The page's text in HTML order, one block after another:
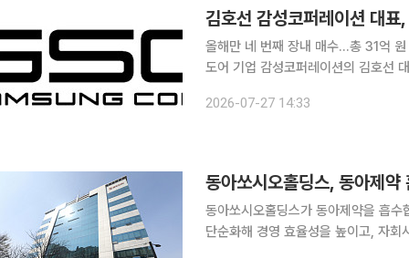
김호선 감성코퍼레이션 대
올해만 네 번째 장내 매수…총 31억 원 달해자
도어 기업 감성코퍼레이션의 김호선
이사가 장내 매수를 통해 약 6억원
2026-07-27 14:33
동아쏘시오홀딩스가 동아제약을 흡수
단순화해 경영 효율성을 높이고, 자